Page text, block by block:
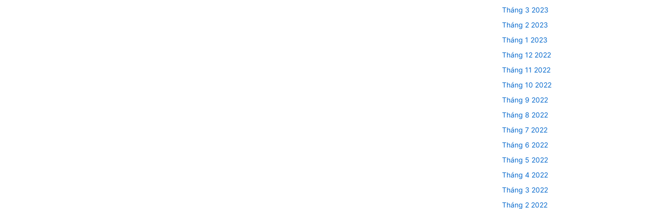
Tháng 3 2023
Tháng 2 2023
Tháng 1 2023
Tháng 12 2022
Tháng 11 2022
Tháng 10 2022
Tháng 9 2022
Tháng 8 2022
Tháng 7 2022
Tháng 6 2022
Tháng 5 2022
Tháng 4 2022
Tháng 3 2022
Tháng 2 2022